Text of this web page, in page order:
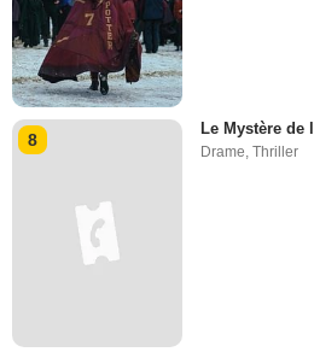
8
Le Mystère de
Drame,Thriller